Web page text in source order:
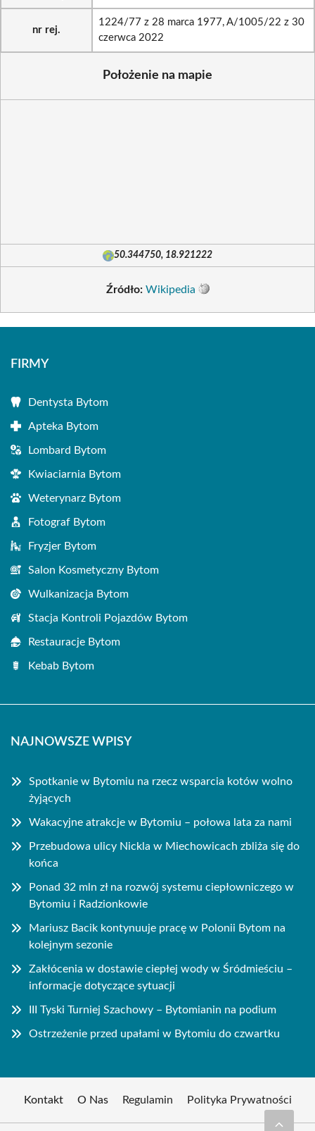
nr rej.
1224/77 z 28 marca 1977, A/1005/22 z 30
czerwca 2022
Położenie na mapie
50.344750, 18.921222
Źródło: Wikipedia
FIRMY
Dentysta Bytom
Apteka Bytom
Lombard Bytom
Kwiaciarnia Bytom
Weterynarz Bytom
Fotograf Bytom
Fryzjer Bytom
Salon Kosmetyczny Bytom
Wulkanizacja Bytom
Stacja Kontroli Pojazdów Bytom
Restauracje Bytom
Kebab Bytom
NAJNOWSZE WPISY
Spotkanie w Bytomiu na rzecz wsparcia kotów wolno
żyjących
Wakacyjne atrakcje w Bytomiu – połowa lata za nami
Przebudowa ulicy Nickla w Miechowicach zbliża się do
końca
Ponad 32 mln zł na rozwój systemu ciepłowniczego w
Bytomiu i Radzionkowie
Mariusz Bacik kontynuuje pracę w Polonii Bytom na
kolejnym sezonie
Zakłócenia w dostawie ciepłej wody w Śródmieściu –
informacje dotyczące sytuacji
III Tyski Turniej Szachowy – Bytomianin na podium
Ostrzeżenie przed upałami w Bytomiu do czwartku
Kontakt O Nas Regulamin Polityka Prywatności